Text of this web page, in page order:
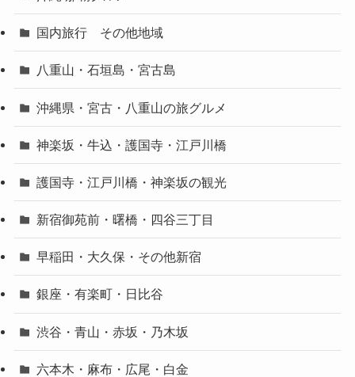
国内旅行 その他地域
八重山・石垣島・宮古島
沖縄県・宮古・八重山の旅グルメ
神楽坂・牛込・護国寺・江戸川橋
護国寺・江戸川橋・神楽坂の観光
新宿御苑前・曙橋・四谷三丁目
早稲田・大久保・その他新宿
銀座・有楽町・日比谷
渋谷・青山・赤坂・乃木坂
六本木・麻布・広尾・白金